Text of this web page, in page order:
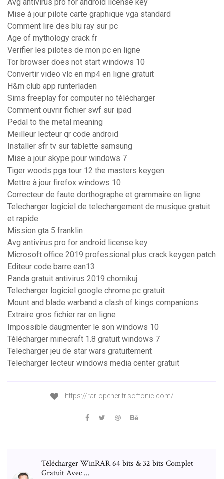
Avg antivirus pro for android license key
Mise à jour pilote carte graphique vga standard
Comment lire des blu ray sur pc
Age of mythology crack fr
Verifier les pilotes de mon pc en ligne
Tor browser does not start windows 10
Convertir video vlc en mp4 en ligne gratuit
H&m club app runterladen
Sims freeplay for computer no télécharger
Comment ouvrir fichier swf sur ipad
Pedal to the metal meaning
Meilleur lecteur qr code android
Installer sfr tv sur tablette samsung
Mise a jour skype pour windows 7
Tiger woods pga tour 12 the masters keygen
Mettre à jour firefox windows 10
Correcteur de faute dorthographe et grammaire en ligne
Telecharger logiciel de telechargement de musique gratuit
et rapide
Mission gta 5 franklin
Avg antivirus pro for android license key
Microsoft office 2019 professional plus crack keygen patch
Editeur code barre ean13
Panda gratuit antivirus 2019 chomikuj
Telecharger logiciel google chrome pc gratuit
Mount and blade warband a clash of kings companions
Extraire gros fichier rar en ligne
Impossible daugmenter le son windows 10
Télécharger minecraft 1.8 gratuit windows 7
Telecharger jeu de star wars gratuitement
Telecharger lecteur windows media center gratuit
https://rar-opener.fr.softonic.com/
Télécharger WinRAR 64 bits & 32 bits Complet
Gratuit Avec ...